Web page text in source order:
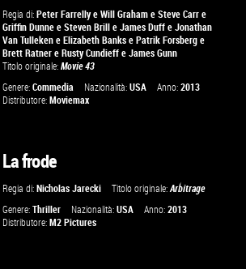
Regia di:Peter FarrellyeWill Graham eSteve Carr e
Griffin Dunne eSteven Brill eJames Duff eJonathan
Van Tulleken eElizabeth Banks ePatrik Forsberg e
Brett Ratner eRusty Cundieff eJames Gunn
Titolo originale:Movie 43
Genere:Commedia Nazionalità:USA Anno:2013
Distributore:Moviemax
La frode
Regia di:Nicholas Jarecki Titolo originale:Arbitrage
Genere:Thriller Nazionalità:USA Anno:2013
Distributore:M2 Pictures